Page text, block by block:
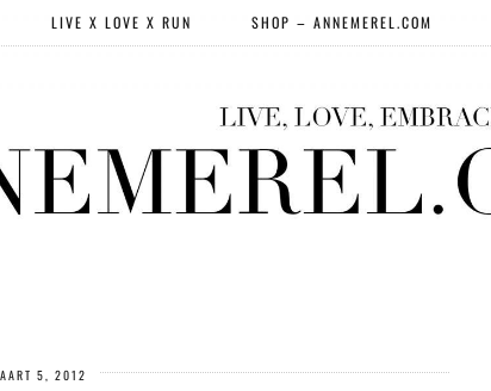
LIVE X LOVE X RUN SHOP – ANNEMEREL.COM
5, 2012